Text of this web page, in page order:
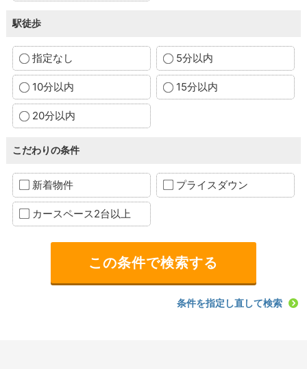
駅徒歩
指定なし 5分以内
10分以内 15分以内
20分以内
こだわりの条件
新着物件 プライスダウン
カースペース2台以上
条件を指定し直して検索